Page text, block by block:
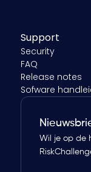
Support
Security
FAQ
Release notes
Sofware
Wil je op de